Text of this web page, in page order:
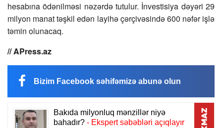
hesabına ödənilməsi nəzərdə tutulur. İnvestisiya dəyəri 29
milyon manat təşkil edən layihə çərçivəsində 600 nəfər işlə
təmin olunacaq.
// APress.az
Bizim Facebook səhifəmizə abunə olun